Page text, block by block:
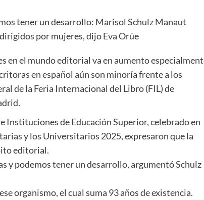
tener un desarrollo: Marisol Schulz Manaut
por mujeres, dijo Eva Orúe
en el mundo editorial va en aumento
en español aún son minoría frente a los
de la Feria Internacional del Libro (FIL) de
Instituciones de Educación Superior, celebrado en
y los Universitarios 2025, expresaron que la
editorial.
y podemos tener un desarrollo, argumentó Schulz
organismo, el cual suma 93 años de existencia.